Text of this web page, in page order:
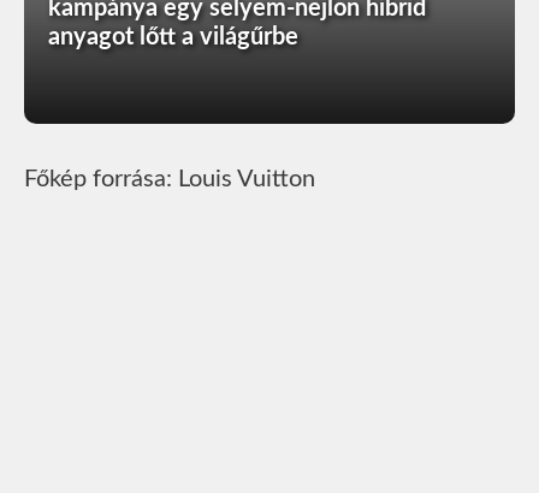
kampánya egy selyem-nejlon hibrid
anyagot lőtt a világűrbe
Főkép forrása: Louis Vuitton